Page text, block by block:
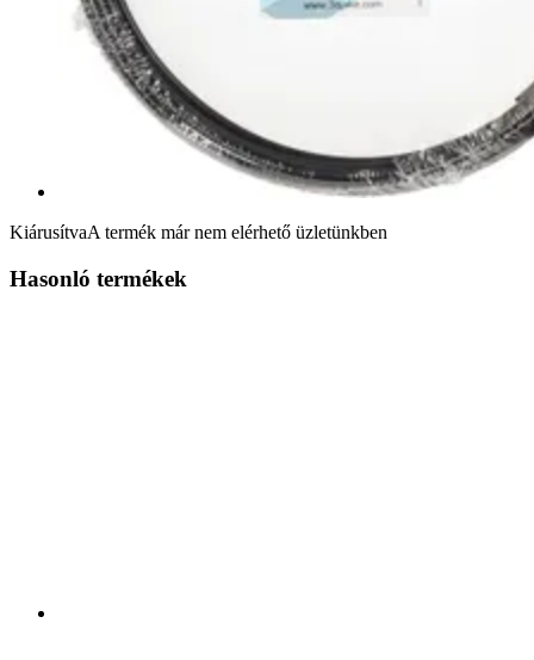
KiárusítvaA termék már nem elérhető üzletünkben
Hasonló termékek